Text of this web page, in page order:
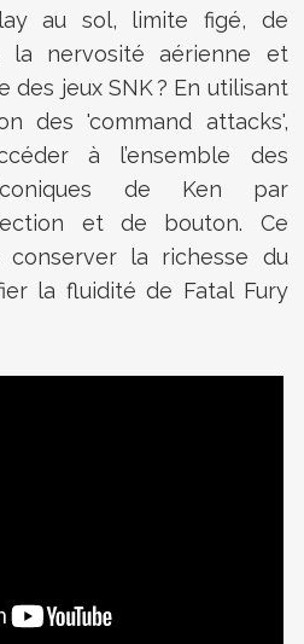
au sol, limite figé, de
la nervosité aérienne et
des jeux SNK ? En utilisant
des 'command attacks',
à l’ensemble des
de Ken par
et de bouton. Ce
la richesse du
la fluidité de Fatal Fury